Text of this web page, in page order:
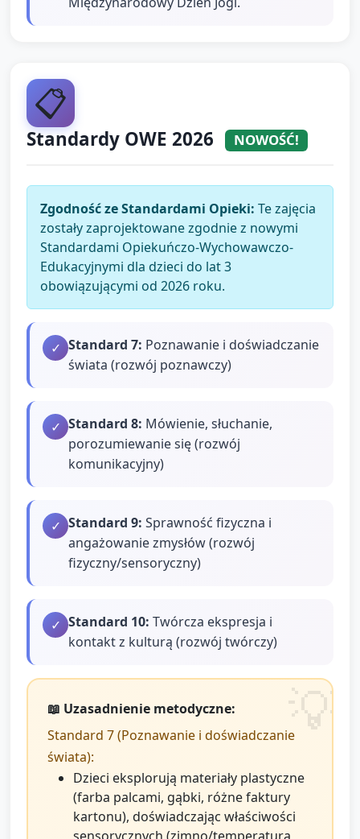
📋
Standardy OWE 2026 NOWOŚĆ!
Zgodność ze Standardami Opieki: Te zajęcia
zostały zaprojektowane zgodnie z nowymi
Standardami Opiekuńczo-Wychowawczo-
Edukacyjnymi dla dzieci do lat 3
obowiązującymi od 2026 roku.
✓ Standard 7: Poznawanie i doświadczanie
świata (rozwój poznawczy)
✓ Standard 8: Mówienie, słuchanie,
porozumiewanie się (rozwój
komunikacyjny)
✓ Standard 9: Sprawność fizyczna i
angażowanie zmysłów (rozwój
fizyczny/sensoryczny)
✓ Standard 10: Twórcza ekspresja i
kontakt z kulturą (rozwój twórczy)
📖 Uzasadnienie metodyczne:
Standard 7 (Poznawanie i doświadczanie
świata):
Dzieci eksplorują materiały plastyczne
(farba palcami, gąbki, różne faktury
kartonu), doświadczając właściwości